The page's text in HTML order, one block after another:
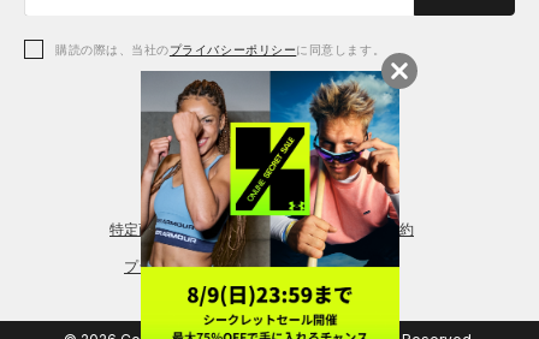
アクセサリー
レギンス＆タイツ
シューズ
購読の際は、当社のプライバシーポリシーに同意します。
特定商取引法に基づく通販の表記 会員規約
プライバシーポリシー